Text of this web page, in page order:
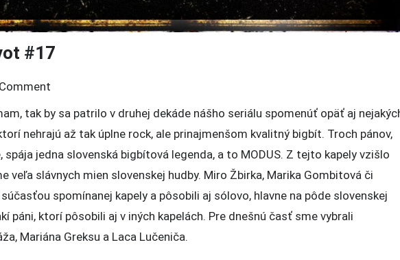
#17
(kapely)
je
život
#17
tak by sa patrilo v druhej dekáde nášho seriálu spomenúť opäť aj
nehrajú až tak úplne rock, ale prinajmenšom kvalitný bigbít. Troch pánov,
jedna slovenská bigbítová legenda, a to MODUS. Z tejto kapely vzišlo
veľa slávnych mien slovenskej hudby. Miro Žbirka, Marika Gombitová či
spomínanej kapely a pôsobili aj sólovo, hlavne na pôde slovenskej
páni, ktorí pôsobili aj v iných kapelách. Pre dnešnú časť sme vybrali
Mariána Greksu a Laca Lučeniča.